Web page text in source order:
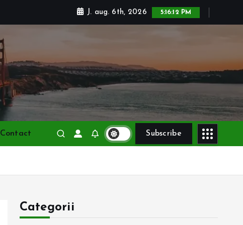
J. aug. 6th, 2026 5:16:13 PM
Contact Subscribe
Categorii